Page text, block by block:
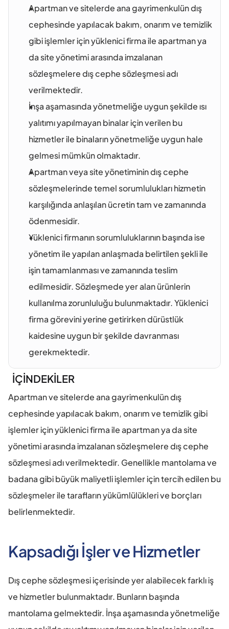
Apartman ve sitelerde ana gayrimenkulün dış
cephesinde yapılacak bakım, onarım ve temizlik
gibi işlemler için yüklenici firma ile apartman ya
da site yönetimi arasında imzalanan
sözleşmelere dış cephe sözleşmesi adı
verilmektedir.
İnşa aşamasında yönetmeliğe uygun şekilde ısı
yalıtımı yapılmayan binalar için verilen bu
hizmetler ile binaların yönetmeliğe uygun hale
gelmesi mümkün olmaktadır.
Apartman veya site yönetiminin dış cephe
sözleşmelerinde temel sorumlulukları hizmetin
karşılığında anlaşılan ücretin tam ve zamanında
ödenmesidir.
Yüklenici firmanın sorumluluklarının başında ise
yönetim ile yapılan anlaşmada belirtilen şekli ile
işin tamamlanması ve zamanında teslim
edilmesidir. Sözleşmede yer alan ürünlerin
kullanılma zorunluluğu bulunmaktadır. Yüklenici
firma görevini yerine getirirken dürüstlük
kaidesine uygun bir şekilde davranması
gerekmektedir.
Apartman ve sitelerde ana gayrimenkulün dış
cephesinde yapılacak bakım, onarım ve temizlik gibi
işlemler için yüklenici firma ile apartman ya da site
yönetimi arasında imzalanan sözleşmelere dış cephe
sözleşmesi adı verilmektedir. Genellikle mantolama ve
badana gibi büyük maliyetli işlemler için tercih edilen bu
sözleşmeler ile tarafların yükümlülükleri ve borçları
belirlenmektedir.
Kapsadığı İşler ve Hizmetler
Dış cephe sözleşmesi içerisinde yer alabilecek farklı iş
ve hizmetler bulunmaktadır. Bunların başında
mantolama gelmektedir. İnşa aşamasında yönetmeliğe
İÇİNDEKİLER